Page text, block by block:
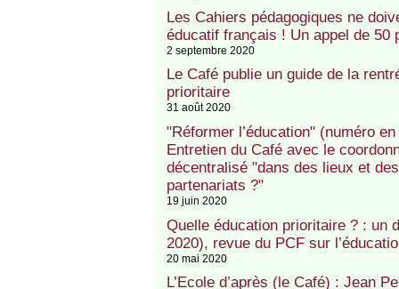
Les Cahiers pédagogiques ne
éducatif français ! Un appel de 50
2 septembre 2020
Le Café publie un guide de la
prioritaire
31 août 2020
"Réformer l’éducation" (numéro
Entretien du Café avec le
décentralisé "dans des lieux et
partenariats ?"
19 juin 2020
Quelle éducation prioritaire ? : un
2020), revue du PCF sur
20 mai 2020
L’Ecole d’après (le Café) : Jean